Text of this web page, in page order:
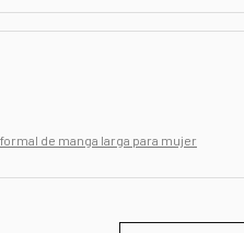
de manga larga para mujer